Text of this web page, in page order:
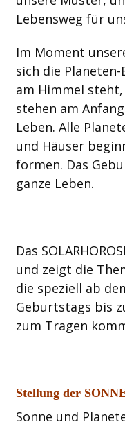
Lebensweg für
Im Moment
sich die
am Himmel
stehen am
Leben. Alle
und Häuser
formen. Das
ganze Leben.
Das
und zeigt die
die speziell ab
Geburtstags bis
zum Tragen
Stellung der
Sonne und